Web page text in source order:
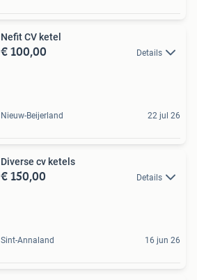
Nefit CV ketel
€ 100,00 Details
Nieuw-Beijerland 22 jul 26
Diverse cv ketels
€ 150,00 Details
Sint-Annaland 16 jun 26